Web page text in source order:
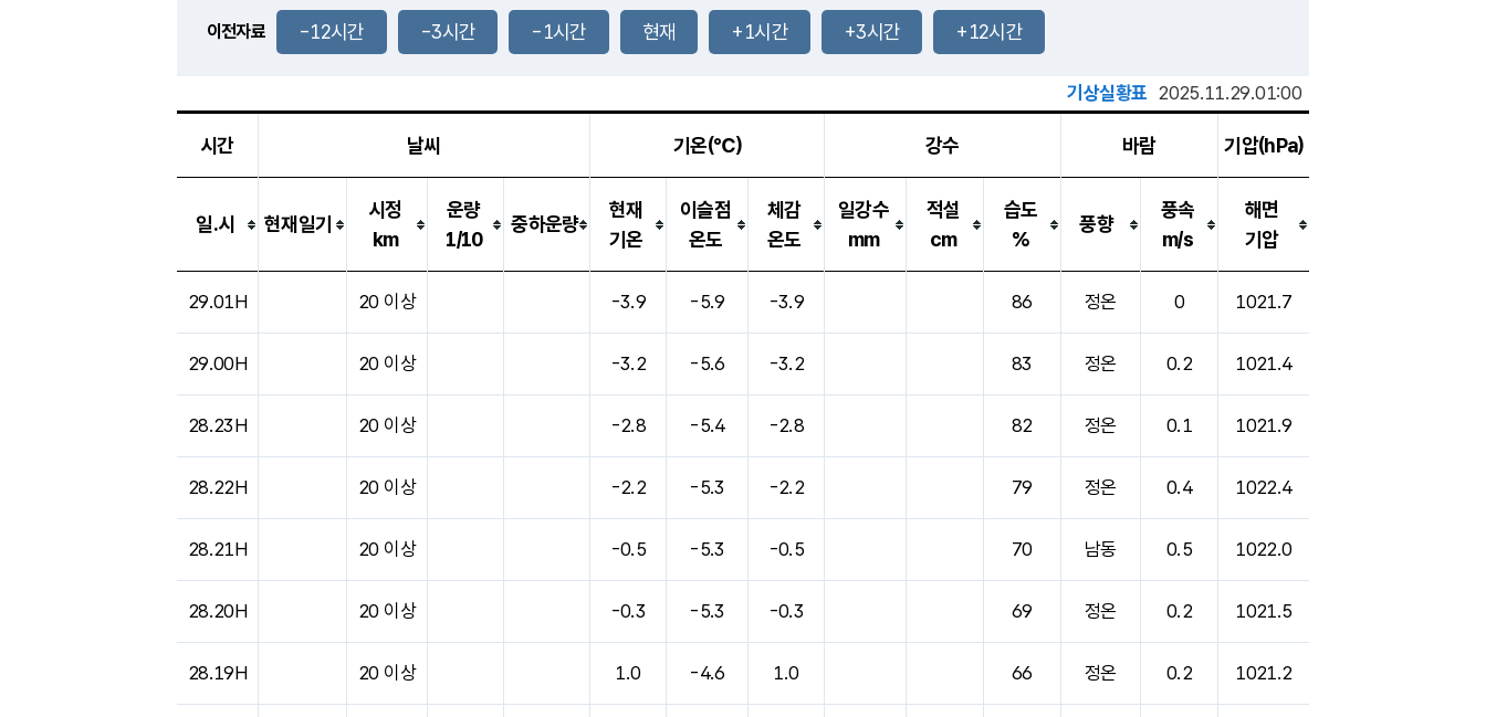
2.6m/s 9.0mm
23.1
℃
-
26.2℃
1.0m/s
-mm
-mm
이전자료 -12시간 -3시간 -1시간 현재 +1시간 +3시간 +12시간
기상실황표 2025.11.29.01:00
시간 날씨 기온(℃) 강수 바람 기압(hPa)
일.시 현재일기
시정
km
운량
1/10
중하운량
현재
기온
이슬점
온도
체감
온도
일강수
mm
적설
cm
습도
%
풍향
풍속
m/s
해면
기압
29.01H 20 이상 -3.9 -5.9 -3.9 86 정온 0 1021.7
29.00H 20 이상 -3.2 -5.6 -3.2 83 정온 0.2 1021.4
28.23H 20 이상 -2.8 -5.4 -2.8 82 정온 0.1 1021.9
28.22H 20 이상 -2.2 -5.3 -2.2 79 정온 0.4 1022.4
28.21H 20 이상 -0.5 -5.3 -0.5 70 남동 0.5 1022.0
28.20H 20 이상 -0.3 -5.3 -0.3 69 정온 0.2 1021.5
28.19H 20 이상 1.0 -4.6 1.0 66 정온 0.2 1021.2